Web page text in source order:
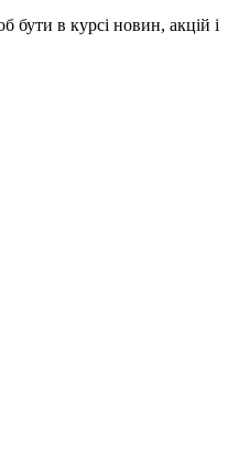
бути в курсі новин, акцій і